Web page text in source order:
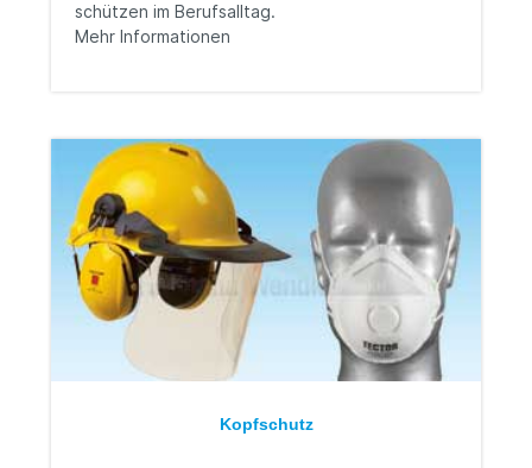
schützen im Berufsalltag.
Mehr Informationen
Kopfschutz